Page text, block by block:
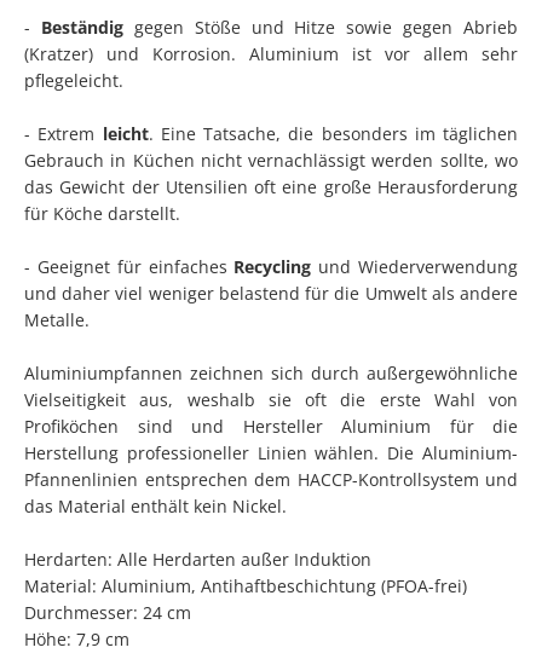
- Beständiggegen Stöße und Hitze sowie gegen Abrieb
(Kratzer) und Korrosion. Aluminium ist vor allem sehr
pflegeleicht.
- Extrem leicht. Eine Tatsache, die besonders im täglichen
Gebrauch in Küchen nicht vernachlässigt werden sollte, wo
das Gewicht der Utensilien oft eine große Herausforderung
für Köche darstellt.
- Geeignet für einfaches Recycling und Wiederverwendung
und daher viel weniger belastend für die Umwelt als andere
Metalle.
Aluminiumpfannen zeichnen sich durch außergewöhnliche
Vielseitigkeit aus, weshalb sie oft die erste Wahl von
Profiköchen sind und Hersteller Aluminium für die
Herstellung professioneller Linien wählen. Die Aluminium-
Pfannenlinien entsprechen dem HACCP-Kontrollsystem und
das Material enthält kein Nickel.
Herdarten: Alle Herdarten außer Induktion
Material: Aluminium, Antihaftbeschichtung (PFOA-frei)
Durchmesser: 24 cm
Höhe: 7,9 cm